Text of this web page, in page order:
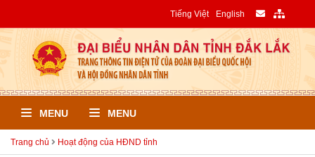
Tiếng Việt English
MENU MENU
Trang chủ Hoạt động của HĐND tỉnh